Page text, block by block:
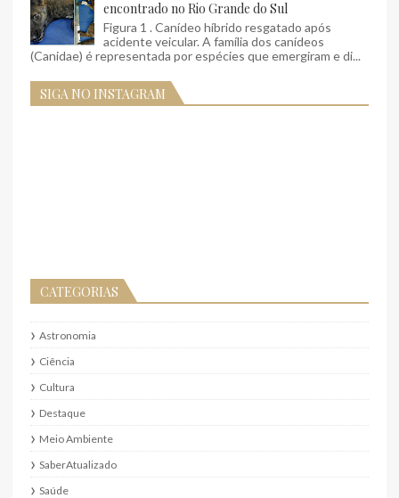
encontrado no Rio Grande do Sul
Figura 1 . Canídeo híbrido resgatado após
acidente veicular. A família dos canídeos
(Canidae) é representada por espécies que emergiram e di...
SIGA NO INSTAGRAM
CATEGORIAS
Astronomia
Ciência
Cultura
Destaque
Meio Ambiente
SaberAtualizado
Saúde